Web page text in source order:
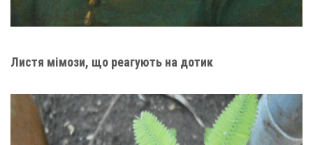
Листя мімози, що реагують на дотик